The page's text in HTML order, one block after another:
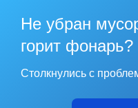
Не убран
горит фонарь?
Столкнулись с